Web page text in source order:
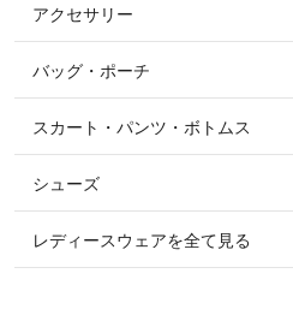
ニット・セーター
シャツ・ブラウス・ワンピース
ショーシャツ
すべてのファッション雑貨
ソックス
ベルト
アクセサリー
すべてのアクセサリー
リング
ピアス・イヤリング
バッグ・ポーチ
スカート・パンツ・ボトムス
シューズ
レディースウェアを全て見る